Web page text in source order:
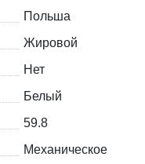
Польша
Жировой
Нет
Белый
59.8
Механическое